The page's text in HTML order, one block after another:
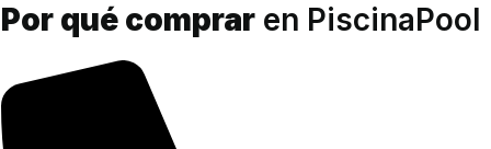
Por qué comprar en PiscinaPool